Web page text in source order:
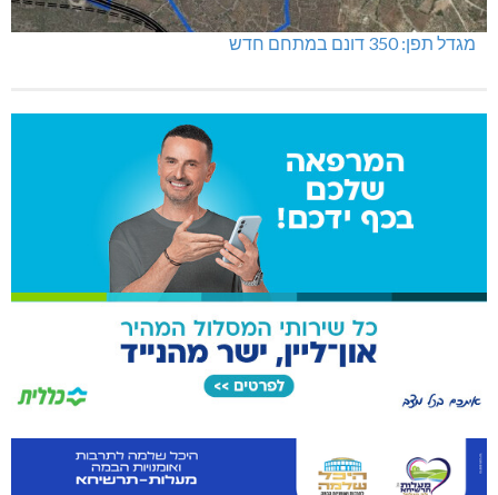
מגדל תפן: 350 דונם במתחם חדש